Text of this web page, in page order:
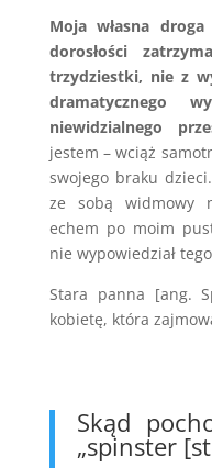
Moja własna
dorosłości
trzydziestki, nie z
dramatycznego
niewidzialnego
jestem – wciąż
swojego braku
ze sobą widmowy
echem po moim
nie wypowiedział
Stara panna [ang.
kobietę, która
Skąd
„spinster